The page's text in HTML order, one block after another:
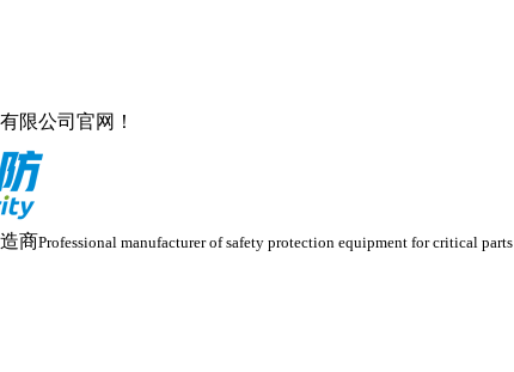
限公司官网！
商Professional manufacturer of safety protection equipment for critical parts